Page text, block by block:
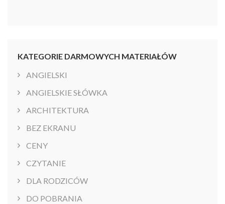
KATEGORIE DARMOWYCH MATERIAŁÓW
ANGIELSKI
ANGIELSKIE SŁÓWKA
ARCHITEKTURA
BEZ EKRANU
CENY
CZYTANIE
DLA RODZICÓW
DO POBRANIA